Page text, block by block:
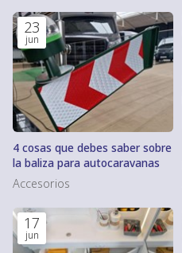
23
jun
4 cosas que debes saber sobre
la baliza para autocaravanas
Accesorios
17
jun